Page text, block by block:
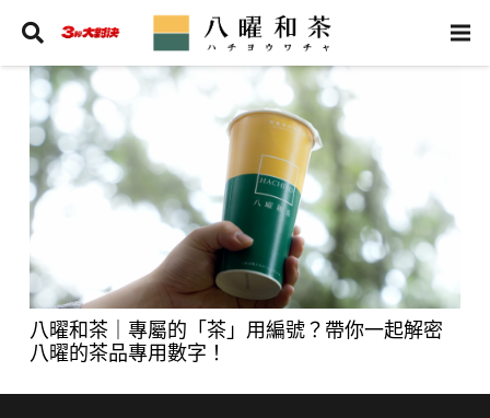
八曜和茶｜專屬的「茶」用編號？帶你一起解密
八曜的茶品專用數字！